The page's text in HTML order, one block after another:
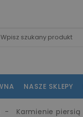
NASZE SKLEPY
Karmienie piersią